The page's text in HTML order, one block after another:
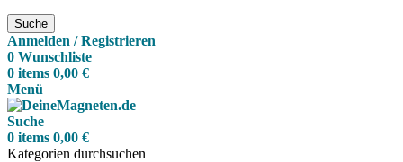
Suche
Anmelden / Registrieren
0 Wunschliste
0 items 0,00 €
Menü
Suche
0 items 0,00 €
Kategorien durchsuchen